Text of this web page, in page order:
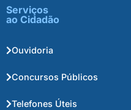
Serviços
ao Cidadão
Ouvidoria
Concursos Públicos
Telefones Úteis